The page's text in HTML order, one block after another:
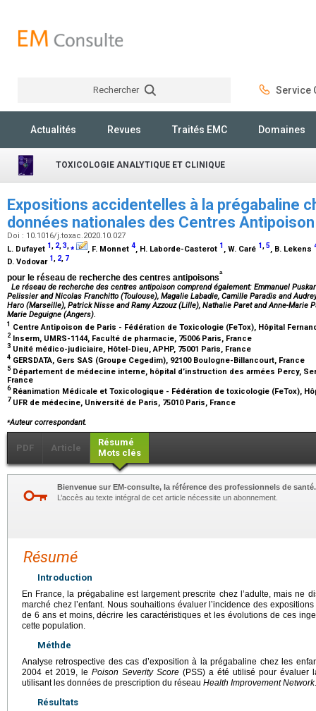
Rechercher Service
Actualités Revues Traités EMC Domaines
TOXICOLOGIE ANALYTIQUE ET CLINIQUE
Expositions accidentelles à la prégabaline
données nationales des Centres
Doi : 10.1016/j.toxac.2020.10.027
L. Dufayet 1, 2,3,⁎ , F. Monnet 4, H. Laborde-Casterot 1 , W. Caré 1,5, B. Lekens
D. Vodovar 1 2 7
pour le réseau de recherche des centres antipoisons
a
Le réseau de recherche des centres antipoison comprend également: Emmanuel
Pelissier and Nicolas Franchitto (Toulouse), Magalie Labadie, Camille Paradis and
Haro (Marseille), Patrick Nisse and Ramy Azzouz (Lille), Nathalie Paret and Anne-Marie
Marie Deguigne (Angers).
1 Centre Antipoison de Paris - Fédération de Toxicologie (FeTox), Hôpital
2 Inserm, UMRS-1144, Faculté de pharmacie, 75006 Paris, France
3 Unité médico-judiciaire, Hôtel-Dieu, APHP, 75001 Paris, France
4 GERSDATA, Gers SAS (Groupe Cegedim), 92100 Boulogne-Billancourt, France
5 Département de médecine interne, hôpital d’instruction des armées Percy,
France
6Réanimation Médicale et Toxicologique - Fédération de toxicologie (FeTox),
7 UFR de médecine, Université de Paris, 75010 Paris, France
⁎Auteur correspondant.
PDF Article
Résumé
Mots clés
Bienvenue sur EM-consulte, la référence des professionnels de santé.
L’accès au texte intégral de cet article nécessite un abonnement.
Résumé
Introduction
En France, la prégabaline est largement prescrite chez l’adulte, mais ne
marché chez l’enfant. Nous souhaitions évaluer l’incidence des
de 6 ans et moins, décrire les caractéristiques et les évolutions de ces
cette population.
Méthde
Analyse retrospective des cas d’exposition à la prégabaline chez les
2004 et 2019, le Poison Severity Score (PSS) a été utilisé pour évaluer
utilisant les données de prescription du réseau Health Improvement Network.
Résultats